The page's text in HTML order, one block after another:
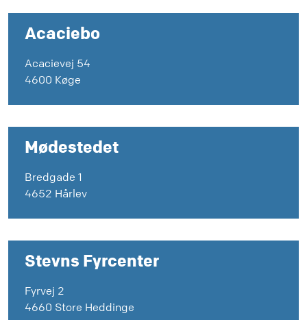
Acaciebo
Acacievej 54
4600 Køge
Mødestedet
Bredgade 1
4652 Hårlev
Stevns Fyrcenter
Fyrvej 2
4660 Store Heddinge